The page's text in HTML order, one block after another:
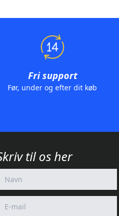
Fri support
Før, under og efter dit køb
til os her